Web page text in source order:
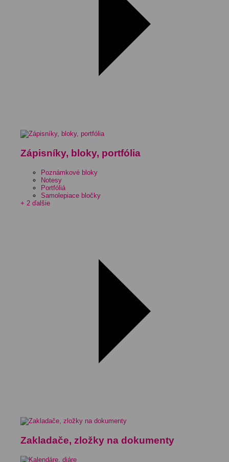
Zápisníky, bloky, portfólia
Poznámkové bloky
Notesy
Portfóliá
Samolepiace bločky
+ 2 ďalšie
Zakladače, zložky na dokumenty